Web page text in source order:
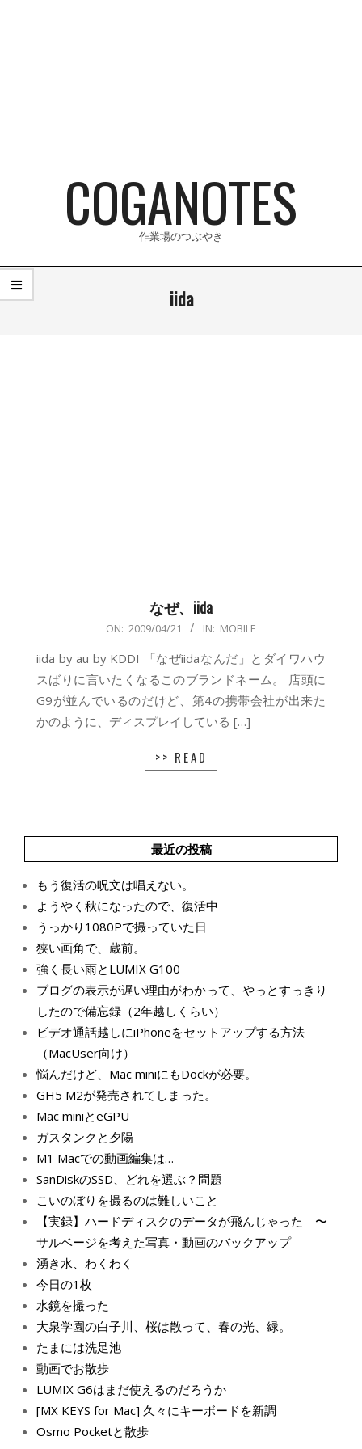
COGANOTES
作業場のつぶやき
Primary
Navigation
iida
なぜ、iida
21
ON: 2009/04/21 IN: MOBILE
iida by au by KDDI 「なぜiidaなんだ」とダイワハウ
スばりに言いたくなるこのブランドネーム。 店頭に
G9が並んでいるのだけど、第4の携帯会社が出来た
かのように、ディスプレイしている […]
>> READ
最近の投稿
もう復活の呪文は唱えない。
ようやく秋になったので、復活中
うっかり1080Pで撮っていた日
狭い画角で、蔵前。
強く長い雨とLUMIX G100
ブログの表示が遅い理由がわかって、やっとすっきり
したので備忘録（2年越しくらい）
ビデオ通話越しにiPhoneをセットアップする方法
（MacUser向け）
悩んだけど、Mac miniにもDockが必要。
GH5 M2が発売されてしまった。
Mac miniとeGPU
ガスタンクと夕陽
M1 Macでの動画編集は…
SanDiskのSSD、どれを選ぶ？問題
こいのぼりを撮るのは難しいこと
【実録】ハードディスクのデータが飛んじゃった 〜
サルベージを考えた写真・動画のバックアップ
湧き水、わくわく
今日の1枚
水鏡を撮った
大泉学園の白子川、桜は散って、春の光、緑。
たまには洗足池
動画でお散歩
LUMIX G6はまだ使えるのだろうか
[MX KEYS for Mac] 久々にキーボードを新調
Osmo Pocketと散歩